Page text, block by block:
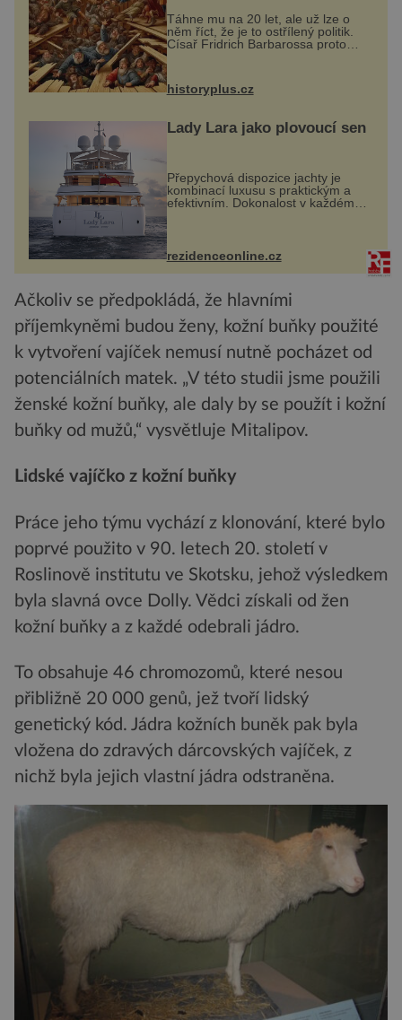
Táhne mu na 20 let, ale už lze o
něm říct, že je to ostřílený politik.
Císař Fridrich Barbarossa proto
posílá svého syna a dědice
prostředníkem při řešení sporu m...
historyplus.cz
Lady Lara jako plovoucí sen
Přepychová dispozice jachty je
kombinací luxusu s praktickým a
efektivním. Dokonalost v každém
detailu představuje značka Fendi
Casa, kterou byly vybaveny její
paluby. Monacký přístav nabízí
každoročn...
rezidenceonline.cz
Ačkoliv se předpokládá, že hlavními
příjemkyněmi budou ženy, kožní buňky použité
k vytvoření vajíček nemusí nutně pocházet od
potenciálních matek. „V této studii jsme použili
ženské kožní buňky, ale daly by se použít i kožní
buňky od mužů,“ vysvětluje Mitalipov.
Lidské vajíčko z kožní buňky
Práce jeho týmu vychází z klonování, které bylo
poprvé použito v 90. letech 20. století v
Roslinově institutu ve Skotsku, jehož výsledkem
byla slavná ovce Dolly. Vědci získali od žen
kožní buňky a z každé odebrali jádro.
To obsahuje 46 chromozomů, které nesou
přibližně 20 000 genů, jež tvoří lidský
genetický kód. Jádra kožních buněk pak byla
vložena do zdravých dárcovských vajíček, z
nichž byla jejich vlastní jádra odstraněna.